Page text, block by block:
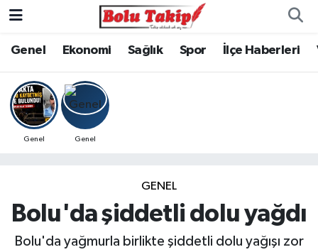
Genel Ekonomi Sağlık Spor İlçe Haberleri
Genel Genel
GENEL
Bolu'da şiddetli dolu yağdı
Bolu'da yağmurla birlikte şiddetli dolu yağışı zor